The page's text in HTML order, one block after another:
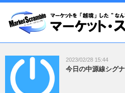
2023/02/28 15:44
今日の中源線シグ